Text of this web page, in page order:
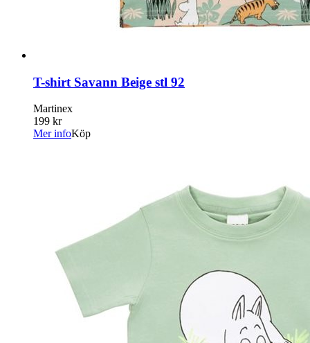
T-shirt Savann Beige stl 92
Martinex
199 kr
Mer infoKöp